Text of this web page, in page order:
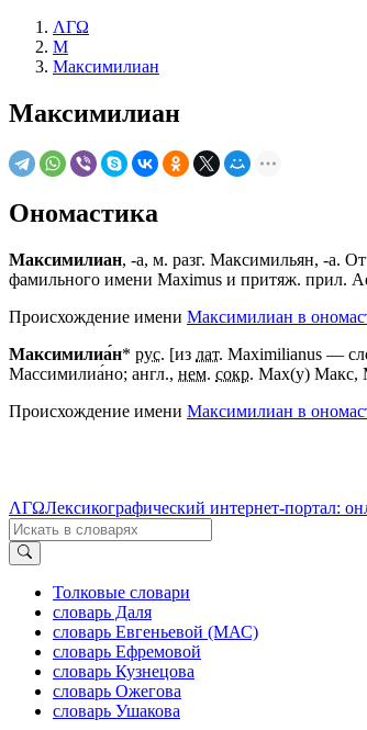
ΛΓΩ
М
Максимилиан
Максимилиан
Ономастика
Максимилиан, -а, м. разг. Максимильян, -а.
фамильного имени Maximus и притяж. прил.
Происхождение имени Максимилиан в
Максимилиа́н* рус. [из лат. Maximilianus —
Массимилиа́но; англ., нем. сокр. Мах(у) Макс,
Происхождение имени Максимилиан в
ΛΓΩЛексикографический интернет-портал:
Толковые словари
словарь Даля
словарь Евгеньевой (МАС)
словарь Ефремовой
словарь Кузнецова
словарь Ожегова
словарь Ушакова